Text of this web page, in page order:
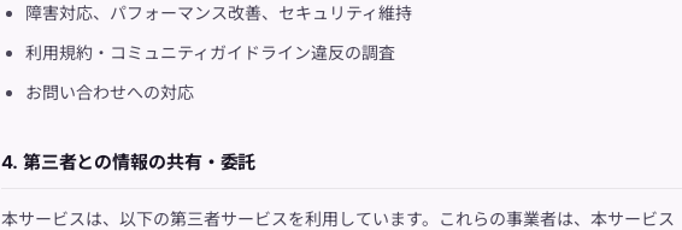
障害対応、パフォーマンス改善、セキュリティ維持
利用規約・コミュニティガイドライン違反の調査
お問い合わせへの対応
4. 第三者との情報の共有・委託
本サービスは、以下の第三者サービスを利用しています。これらの事業者は、本サービス